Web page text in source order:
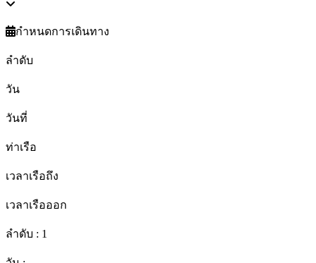
กำหนดการเดินทาง
ลำดับ
วัน
วันที่
ท่าเรือ
เวลาเรือถึง
เวลาเรือออก
ลำดับ : 1